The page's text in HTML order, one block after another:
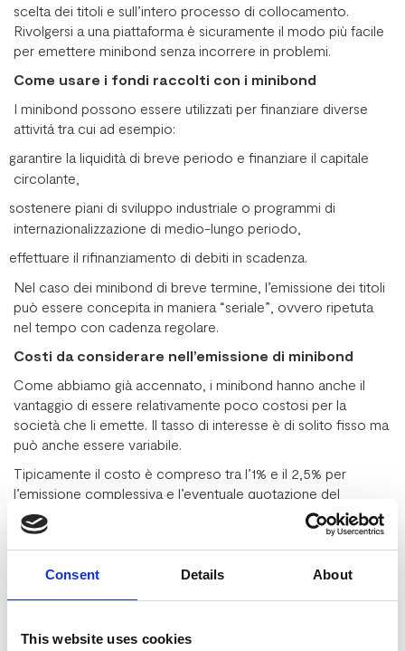
Consent Details About
This website uses cookies
scelta dei titoli e sull’intero processo di collocamento.
Rivolgersi a una piattaforma è sicuramente il modo più facile
per emettere minibond senza incorrere in problemi.
Come usare i fondi raccolti con i minibond
I minibond possono essere utilizzati per finanziare diverse
attivitá tra cui ad esempio:
garantire la liquidità di breve periodo e finanziare il capitale
circolante,
sostenere piani di sviluppo industriale o programmi di
internazionalizzazione di medio-lungo periodo,
effettuare il rifinanziamento di debiti in scadenza.
Nel caso dei minibond di breve termine, l’emissione dei titoli
può essere concepita in maniera “seriale”, ovvero ripetuta
nel tempo con cadenza regolare.
Costi da considerare nell’emissione di minibond
Come abbiamo già accennato, i minibond hanno anche il
vantaggio di essere relativamente poco costosi per la
società che li emette. Il tasso di interesse è di solito fisso ma
può anche essere variabile.
Tipicamente il costo è compreso tra l’1% e il 2,5% per
l’emissione complessiva e l’eventuale quotazione del
minibond. Se proviamo a stimare un costo annuale indicativo
otteniamo una cifra che va da 5mila a 15mila euro.
società specializzate, che non è obbligatorio ma serve a
rendere molto più appetibile l’emissione per gli investitori
ancora più bassi. Questo costo è pari a circa altri 20mila